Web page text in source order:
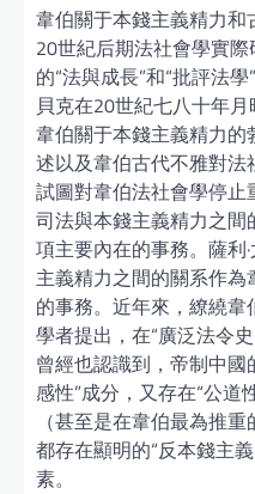
韋伯關于本錢主義精力
20世紀后期法社會學實
的“法與成長”和“批評法
貝克在20世紀七八十年
韋伯關于本錢主義精力
述以及韋伯古代不雅對
試圖對韋伯法社會學停止
司法與本錢主義精力之
項主要內在的事務。薩利
主義精力之間的關系作
的事務。近年來，繚繞韋
學者提出，在“廣泛法令
曾經也認識到，帝制中
感性”成分，又存在“公道
（甚至是在韋伯最為推
都存在顯明的“反本錢主
素。